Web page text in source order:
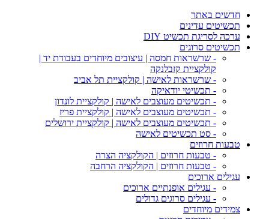
חדשים באתר
תכשיטים עדינים
ערכה לסריגת תכשיט DIY
תכשיטים סרוגים
- שרשראות חמסה | עיצובים מיוחדים בעבודת יד |
קולקציית קזבלנקה
- שרשראות לאישה | קולקציית תל אביב
- תכשיטי יודאיקה
- תכשיטים מעוצבים לאישה | קולקציית לונדון
- תכשיטים מעוצבים לאישה | קולקציית פריז
- תכשיטים מעוצבים לאישה | קולקציית ירושלים
- סט תכשיטים לאישה
טבעות חרוזים
- טבעות חרוזים | הקולקציה הצרה
- טבעות חרוזים | הקולקציה הרחבה
עגילים ארוכים
- עגילים אופנתיים ארוכים
- עגילים סרוגים גדולים
צמידים מיוחדים